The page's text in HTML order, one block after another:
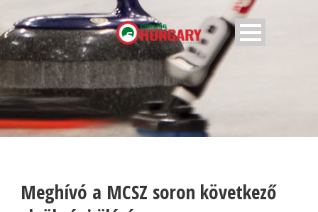
Meghívó a MCSZ soron következő